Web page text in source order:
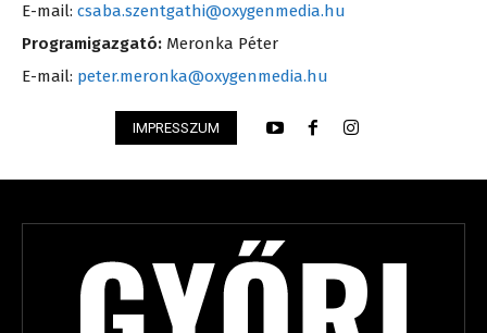
E-mail: csaba.szentgathi@oxygenmedia.hu
Programigazgató: Meronka Péter
E-mail: peter.meronka@oxygenmedia.hu
IMPRESSZUM